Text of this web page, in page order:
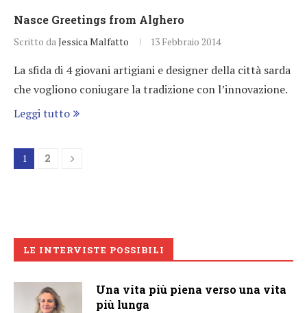
Nasce Greetings from Alghero
Scritto da Jessica Malfatto 13 Febbraio 2014
La sfida di 4 giovani artigiani e designer della città sarda
che vogliono coniugare la tradizione con l’innovazione.
Leggi tutto
1 2
LE INTERVISTE POSSIBILI
Una vita più piena verso una vita
più lunga